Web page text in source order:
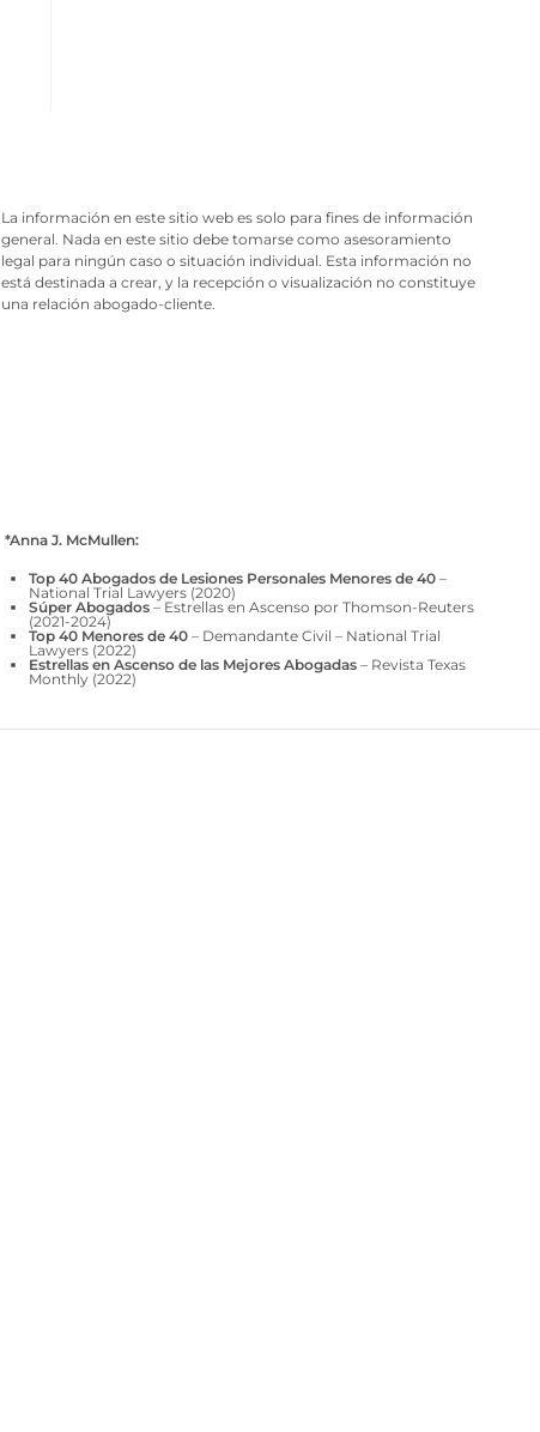
La información en este sitio web es solo para fines de información
general. Nada en este sitio debe tomarse como asesoramiento
legal para ningún caso o situación individual. Esta información no
está destinada a crear, y la recepción o visualización no constituye
una relación abogado-cliente.
*Anna J. McMullen:
Top 40 Abogados de Lesiones Personales Menores de 40 –
National Trial Lawyers (2020)
Súper Abogados – Estrellas en Ascenso por Thomson-Reuters
(2021-2024)
Top 40 Menores de 40 – Demandante Civil – National Trial
Lawyers (2022)
Estrellas en Ascenso de las Mejores Abogadas – Revista Texas
Monthly (2022)